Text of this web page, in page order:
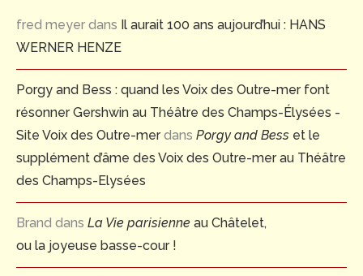
fred meyer dans Il aurait 100 ans aujourd’hui : HANS
WERNER HENZE
Porgy and Bess : quand les Voix des Outre-mer font
résonner Gershwin au Théâtre des Champs-Élysées -
Site Voix des Outre-merdans Porgy and Bess et le
supplément d’âme des Voix des Outre-mer au Théâtre
des Champs-Elysées
Brand dans La Vie parisienne au Châtelet,
ou la joyeuse basse-cour !